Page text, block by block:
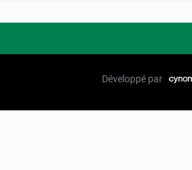
Développé par